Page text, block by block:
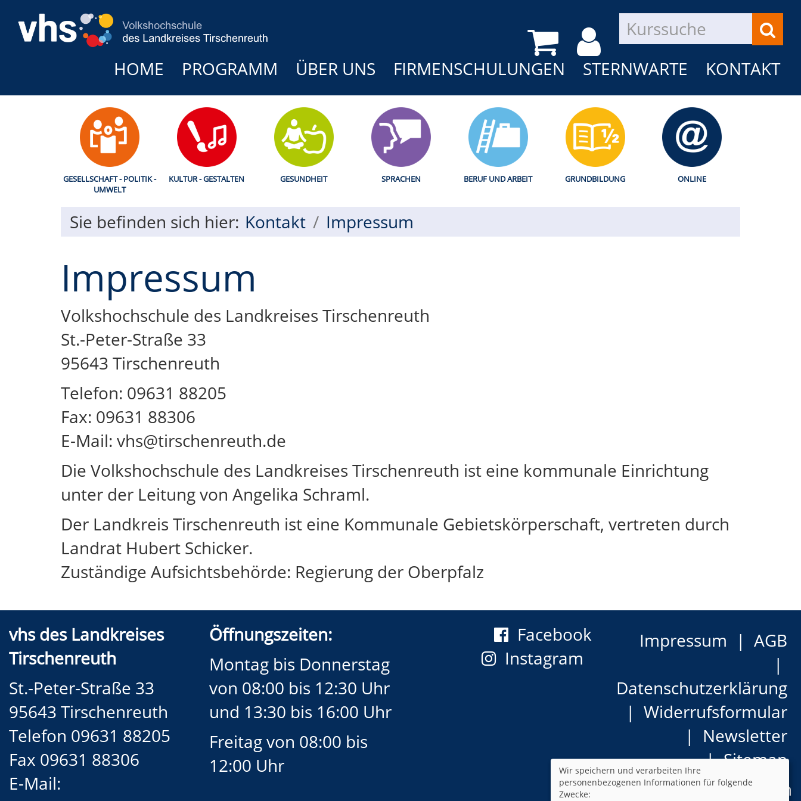
HOME PROGRAMM ÜBER UNS FIRMENSCHULUNGEN STERNWARTE KONTAKT
GESELLSCHAFT - POLITIK -
UMWELT
KULTUR - GESTALTEN GESUNDHEIT SPRACHEN BERUF UND ARBEIT GRUNDBILDUNG ONLINE
Sie befinden sich hier: Kontakt Impressum
Impressum
Volkshochschule des Landkreises Tirschenreuth
St.-Peter-Straße 33
95643 Tirschenreuth
Telefon: 09631 88205
Fax: 09631 88306
E-Mail: vhs@tirschenreuth.de
Die Volkshochschule des Landkreises Tirschenreuth ist eine kommunale Einrichtung
unter der Leitung von Angelika Schraml.
Der Landkreis Tirschenreuth ist eine Kommunale Gebietskörperschaft, vertreten durch
Landrat Hubert Schicker.
Zuständige Aufsichtsbehörde: Regierung der Oberpfalz
vhs des Landkreises
Tirschenreuth
St.-Peter-Straße 33
95643 Tirschenreuth
Telefon 09631 88205
Fax 09631 88306
E-Mail:
Öffnungszeiten:
Montag bis Donnerstag
von 08:00 bis 12:30 Uhr
und 13:30 bis 16:00 Uhr
Freitag von 08:00 bis
12:00 Uhr
Facebook
Instagram
Impressum AGB
Datenschutzerklärung
Widerrufsformular
Newsletter
Sitemap
Cookie Einstellungen
Wir speichern und verarbeiten Ihre
personenbezogenen Informationen für folgende
Zwecke: